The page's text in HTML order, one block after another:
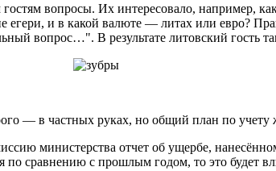
вопросы. Их интересовало, например,
и в какой валюте — литах или евро?
вопрос…". В результате литовский гость
— в частных руках, но общий план по
министерства отчет об ущербе,
по сравнению с прошлым годом, то это будет